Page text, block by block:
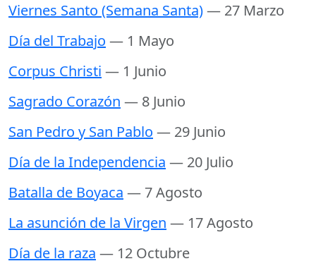
Viernes Santo (Semana Santa)— 27 Marzo
Día del Trabajo — 1 Mayo
Corpus Christi — 1 Junio
Sagrado Corazón — 8 Junio
San Pedro y San Pablo — 29 Junio
Día de la Independencia — 20 Julio
Batalla de Boyaca — 7 Agosto
La asunción de la Virgen — 17 Agosto
Día de la raza — 12 Octubre